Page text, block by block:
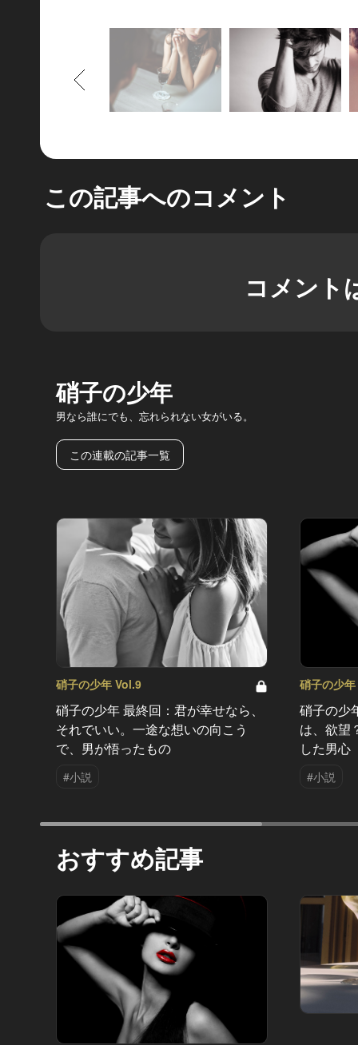
この記事へのコメント
コメント
硝子の少年
男なら誰にでも、忘れられない女がいる。
この連載の記事一覧
硝子の少年 Vol.9
硝子の少年 最終回：君が幸せなら、
それでいい。一途な想いの向こう
で、男が悟ったもの
#小説
硝子の少
硝子の少
は、欲望
した男心
#小説
おすすめ記事